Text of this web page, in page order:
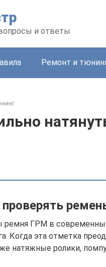
и ответы
Ремонт и
проверять
ремня ГРМ в
Когда эта отметка
натяжные ролики,